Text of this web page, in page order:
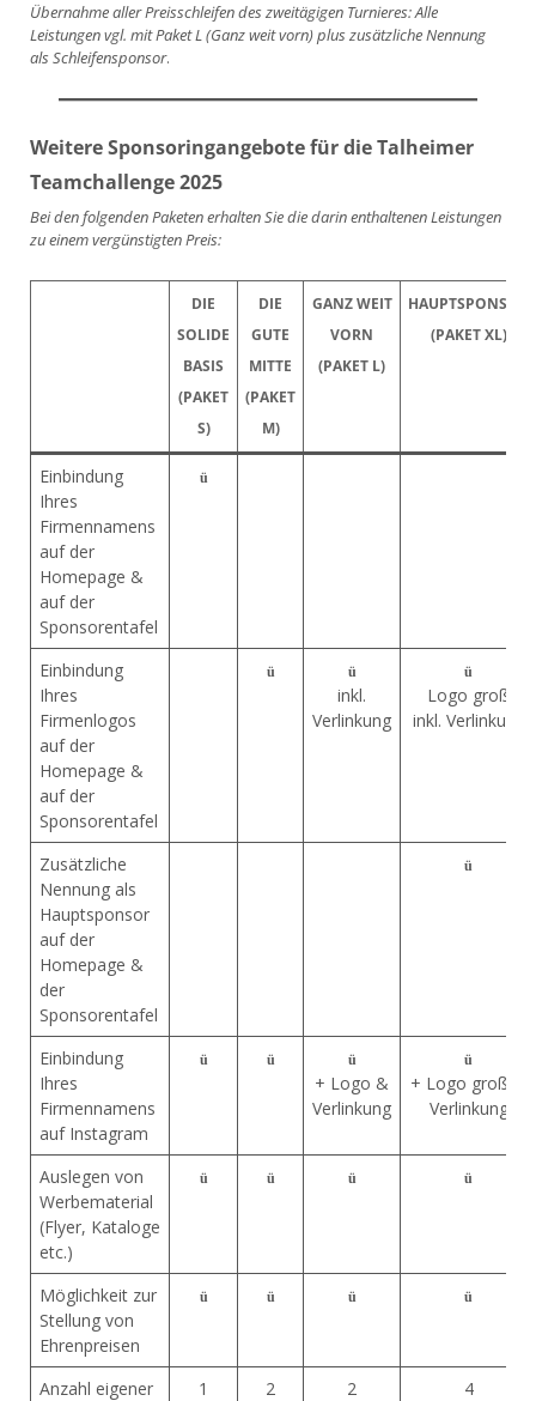
Übernahme aller Preisschleifen des zweitägigen Turnieres: Alle
Leistungen vgl. mit Paket L (Ganz weit vorn) plus zusätzliche Nennung
als Schleifensponsor.
Weitere Sponsoringangebote für die Talheimer
Teamchallenge 2025
Bei den folgenden Paketen erhalten Sie die darin enthaltenen Leistungen
zu einem vergünstigten Preis:
DIE
SOLIDE
BASIS
(PAKET
S)
DIE
GUTE
MITTE
(PAKET
M)
GANZ WEIT
VORN
(PAKET L)
HAUPTSPONSOR
(PAKET XL)
Einbindung
Ihres
Firmennamens
auf der
Homepage &
auf der
Sponsorentafel
ü
Einbindung
Ihres
Firmenlogos
auf der
Homepage &
auf der
Sponsorentafel
ü ü
inkl.
Verlinkung
ü
Logo groß
inkl. Verlinkung
Zusätzliche
Nennung als
Hauptsponsor
auf der
Homepage &
der
Sponsorentafel
ü
Einbindung
Ihres
Firmennamens
auf Instagram
ü ü ü
+ Logo &
Verlinkung
ü
+ Logo groß &
Verlinkung
Auslegen von
Werbematerial
(Flyer, Kataloge
etc.)
ü ü ü ü
Möglichkeit zur
Stellung von
Ehrenpreisen
ü ü ü ü
Anzahl eigener
1 2
2
4